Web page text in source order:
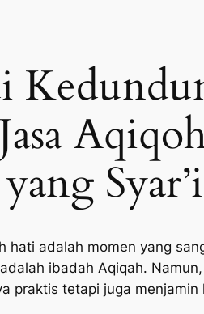
hati adalah momen yang
ibadah Aqiqah.
praktis tetapi juga